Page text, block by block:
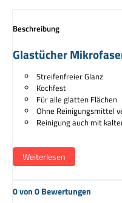
Beschreibung
Glastücher
Streifenfreier Glanz
Kochfest
Für alle glatten Flächen
Ohne Reinigungsmittel
Reinigung auch mit
Mikrofasertücher:
Reinigungsmittel
Glastücheraus Mikrofasern
einen streifenfreien Glanz auf
Weiterlesen
0 von 0 Bewertungen